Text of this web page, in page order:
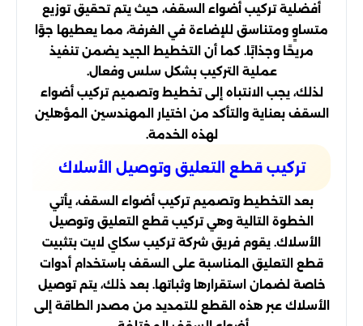
أفضلية تركيب أضواء السقف، حيث يتم تحقيق توزيع
متساوٍ ومتناسق للإضاءة في الغرفة، مما يعطيها جوًا
مريحًا وجذابًا. كما أن التخطيط الجيد يضمن تنفيذ
عملية التركيب بشكل سلس وفعال.
لذلك، يجب الانتباه إلى تخطيط وتصميم تركيب أضواء
السقف بعناية والتأكد من اختيار المهندسين المؤهلين
لهذه الخدمة.
تركيب قطع التعليق وتوصيل الأسلاك
بعد التخطيط وتصميم تركيب أضواء السقف، يأتي
الخطوة التالية وهي تركيب قطع التعليق وتوصيل
الأسلاك. يقوم فريق شركة تركيب سكاي لايت بتثبيت
قطع التعليق المناسبة على السقف باستخدام أدوات
خاصة لضمان استقرارها وثباتها. بعد ذلك، يتم توصيل
الأسلاك عبر هذه القطع للتمديد من مصدر الطاقة إلى